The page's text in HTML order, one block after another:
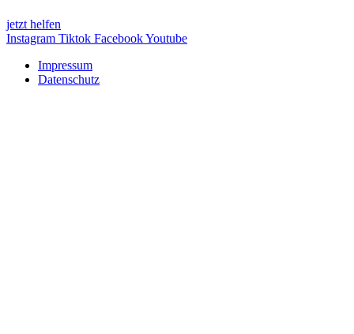
jetzt helfen
Instagram Tiktok FacebookYoutube
Impressum
Datenschutz